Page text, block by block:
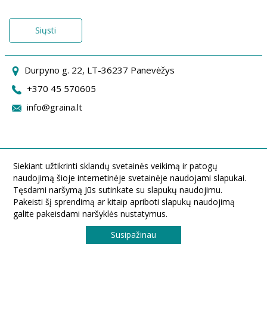
Siųsti
Durpyno g. 22, LT-36237 Panevėžys
+370 45 570605
info@graina.lt
Siekiant užtikrinti sklandų svetainės veikimą ir patogų
naudojimą šioje internetinėje svetainėje naudojami slapukai.
Tęsdami naršymą Jūs sutinkate su slapukų naudojimu.
Pakeisti šį sprendimą ar kitaip apriboti slapukų naudojimą
galite pakeisdami naršyklės nustatymus.
Susipažinau